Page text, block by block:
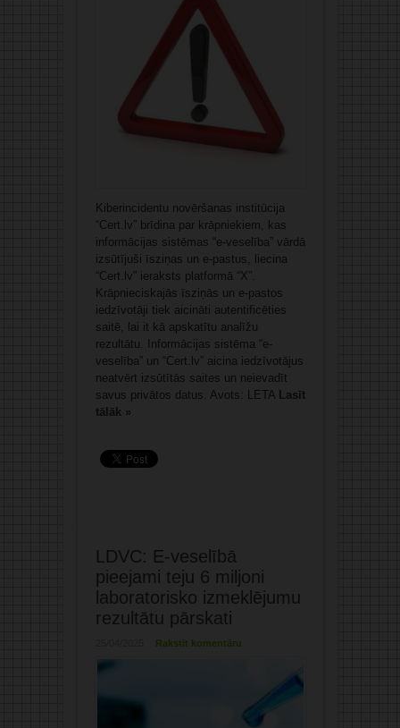
Kiberincidentu novēršanas institūcija
“Cert.lv” brīdina par krāpniekiem, kas
informācijas sistēmas “e-veselība” vārdā
izsūtījuši īsziņas un e-pastus, liecina
“Cert.lv” ieraksts platformā “X”.
Krāpnieciskajās īsziņās un e-pastos
iedzīvotāji tiek aicināti autentificēties
saitē, lai it kā apskatītu analīžu
rezultātu. Informācijas sistēma “e-
veselība” un “Cert.lv” aicina iedzīvotājus
neatvērt izsūtītās saites un neievadīt
savus privātos datus. Avots: LETA Lasīt
tālāk »
LDVC: E-veselībā
pieejami teju 6 miljoni
laboratorisko izmeklējumu
rezultātu pārskati
Rakstīt komentāru